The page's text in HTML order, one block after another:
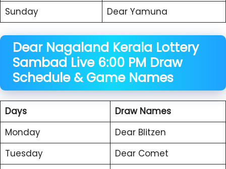
Sunday
Dear Yamuna
Dear Nagaland Kerala Lottery
Sambad Live 6:00 PM Draw
Schedule & Game Names
Days
Draw Names
Monday
Dear Blitzen
Tuesday
Dear Comet